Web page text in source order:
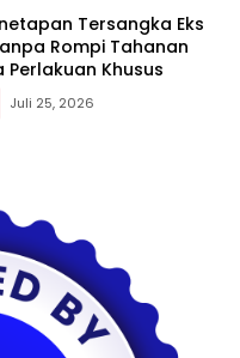
Tersangka Eks
Rompi Tahanan
Khusus
Juli 25, 2026